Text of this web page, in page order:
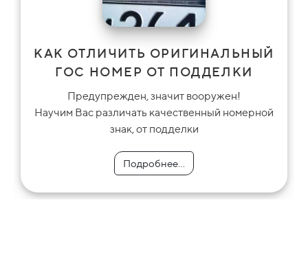
КАК ОТЛИЧИТЬ ОРИГИНАЛЬНЫЙ
ГОС НОМЕР ОТ ПОДДЕЛКИ
Предупрежден, значит вооружен!
Научим Вас различать качественный номерной
знак, от подделки
Подробнее...
Подробнее...
Подробнее...
Подробнее...
Подробнее...